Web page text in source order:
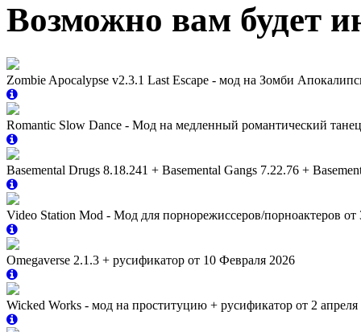
Возможно вам будет
Zombie Apocalypse v2.3.1 Last Escape - мод на Зомби
Romantic Slow Dance - Мод на медленный романтический
Basemental Drugs 8.18.241 + Basemental Gangs 7.22.76 +
Video Station Mod - Мод для порнорежиссеров/порноактеров от
Omegaverse 2.1.3 + русификатор от 10 Февраля 2026
Wicked Works - мод на проституцию + русификатор от 2 апреля